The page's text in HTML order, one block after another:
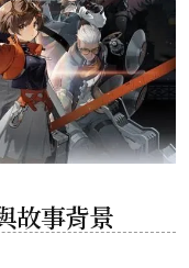
故事背景